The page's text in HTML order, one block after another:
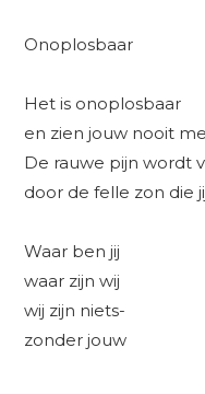
Onoplosbaar
Het is onoplosbaar
en zien jouw nooit
De rauwe pijn wordt
door de felle zon die
Waar ben jij
waar zijn wij
wij zijn niets-
zonder jouw